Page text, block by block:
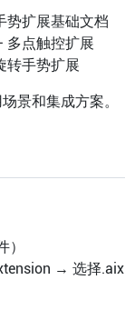
扩展基础文档
点触控扩展
手势扩展
景和集成方案。
）
→ 选择.aix